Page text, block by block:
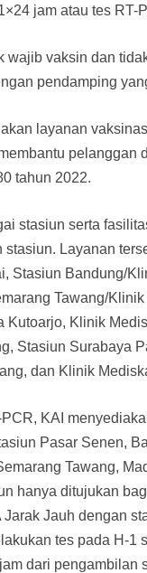
jam atau tes RT-
vaksin dan
pendamping
layanan
pelanggan
tahun 2022.
stasiun serta
Layanan
Stasiun Bandung/
Tawang/
Klinik
Stasiun Surabaya
dan Klinik
KAI
Pasar Senen,
Tawang,
hanya ditujukan
Jauh dengan
tes pada H-1
dari pengambilan